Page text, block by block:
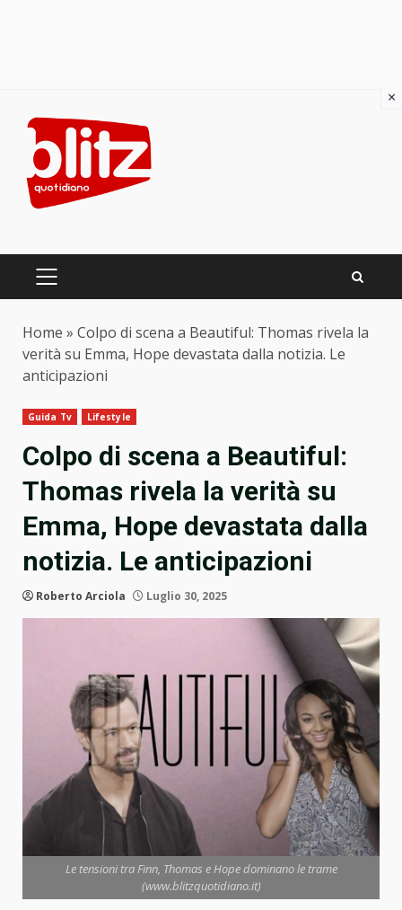
content
PRIMARY
Home » Colpo di scena a Beautiful: Thomas rivela la
verità su Emma, Hope devastata dalla notizia. Le
anticipazioni
Guida Tv Lifestyle
Colpo di scena a Beautiful:
Thomas rivela la verità su
Emma, Hope devastata dalla
notizia. Le anticipazioni
Roberto Arciola Luglio 30, 2025
Le tensioni tra Finn, Thomas e Hope dominano le trame
(www.blitzquotidiano.it)
×